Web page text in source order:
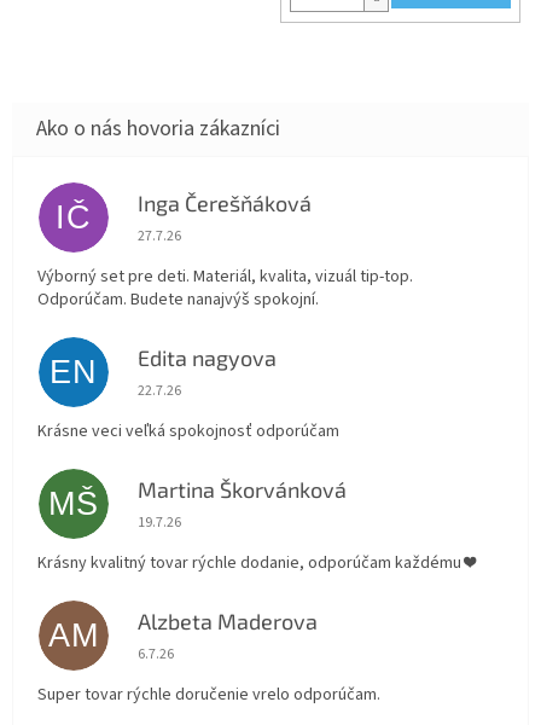
IČ Inga Čerešňáková
Hodnotenie obchodu je 5 z 5 hviezdičiek.
27.7.26
Výborný set pre deti. Materiál, kvalita, vizuál tip-top.
Odporúčam. Budete nanajvýš spokojní.
EN Edita nagyova
Hodnotenie obchodu je 5 z 5 hviezdičiek.
22.7.26
Krásne veci veľká spokojnosť odporúčam
MŠ Martina Škorvánková
Hodnotenie obchodu je 5 z 5 hviezdičiek.
19.7.26
Krásny kvalitný tovar rýchle dodanie, odporúčam každému ❤️
AM Alzbeta Maderova
Hodnotenie obchodu je 5 z 5 hviezdičiek.
6.7.26
Super tovar rýchle doručenie vrelo odporúčam.